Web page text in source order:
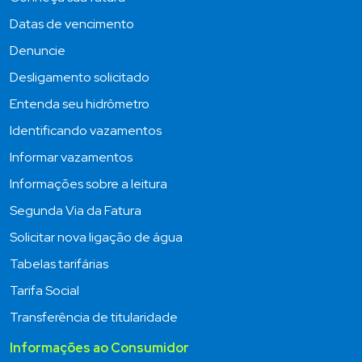
Datas de vencimento
Denuncie
Desligamento solicitado
Entenda seu hidrômetro
Identificando vazamentos
Informar vazamentos
Informações sobre a leitura
Segunda Via da Fatura
Solicitar nova ligação de água
Tabelas tarifárias
Tarifa Social
Transferência de titularidade
Informações ao Consumidor